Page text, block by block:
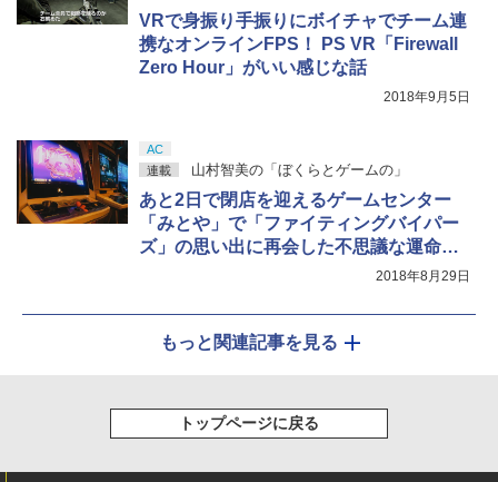
VRで身振り手振りにボイチャでチーム連
携なオンラインFPS！ PS VR「Firewall
Zero Hour」がいい感じな話
2018年9月5日
AC
連載
山村智美の「ぼくらとゲームの」
あと2日で閉店を迎えるゲームセンター
「みとや」で「ファイティングバイパー
ズ」の思い出に再会した不思議な運命の
2018年8月29日
もっと関連記事を見る
トップページに戻る